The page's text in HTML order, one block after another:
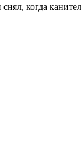
когда